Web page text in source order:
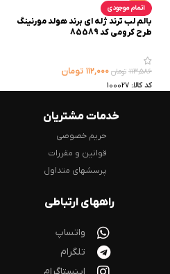
اتمام موجودی
بالم لب ترند ژله ای برند هولد مورنینگ
طرح کرومی کد 85589
۱۱۳,۵۸۶ تومان ۱۱۲,۰۰۰ تومان
کد کالا: 100027
خدمات مشتریان
حریم خصوصی
قوانین و مقررات
پرسشهای متداول
راههای ارتباطی
واتساپ
تلگرام